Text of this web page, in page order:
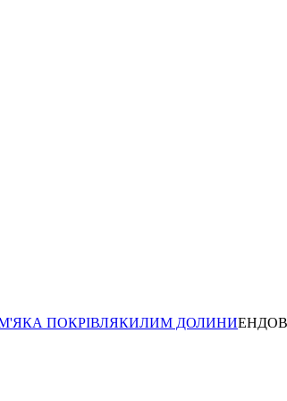
ПОКРІВЛЯКИЛИМ ДОЛИНИ